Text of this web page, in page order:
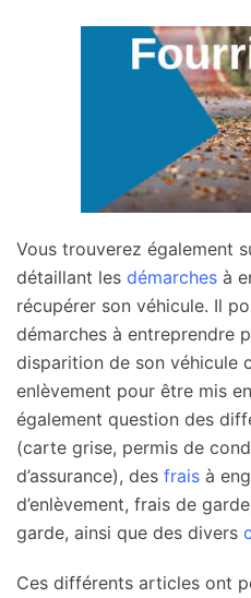
Vous trouverez également
détaillant les démarches à
récupérer son véhicule. Il
démarches à entreprendre
disparition de son véhicule
enlèvement pour être mis
également question des
(carte grise, permis de
d’assurance), des frais à
d’enlèvement, frais de
garde, ainsi que des divers
Ces différents articles ont